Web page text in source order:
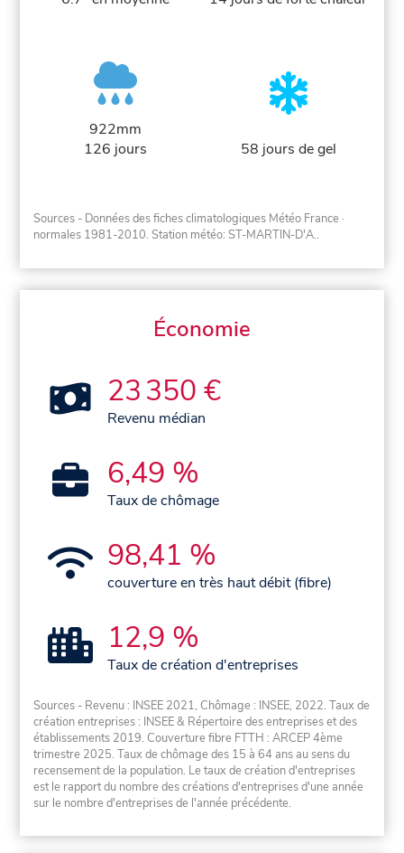
922mm
126 jours
58 jours de gel
Sources - Données des fiches climatologiques Météo France ·
normales 1981-2010. Station météo: ST-MARTIN-D'A..
Économie
23 350 €
Revenu médian
6,49 %
Taux de chômage
98,41 %
couverture en très haut débit (fibre)
12,9 %
Taux de création d'entreprises
Sources - Revenu : INSEE 2021, Chômage : INSEE, 2022. Taux de
création entreprises : INSEE & Répertoire des entreprises et des
établissements 2019. Couverture fibre FTTH : ARCEP 4ème
trimestre 2025. Taux de chômage des 15 à 64 ans au sens du
recensement de la population. Le taux de création d'entreprises
est le rapport du nombre des créations d'entreprises d'une année
sur le nombre d'entreprises de l'année précédente.